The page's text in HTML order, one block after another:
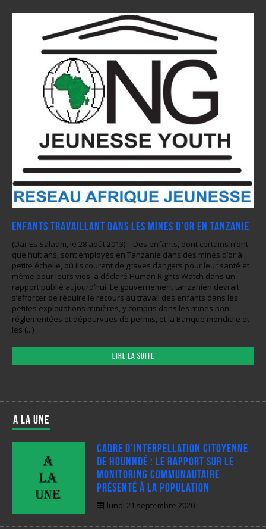
Enfants travaillant dans les mines d’or en Tanzanie
(Dar Es Salaam, le 28 août 2013) – Des enfants, dont certains n’ont
que huit ans, sont employés en Tanzanie dans des mines d’or à
petite échelle, où ils courent de graves dangers pour leur santé et
même pour leurs vies, a déclaré Human Rights Watch dans un
rapport publié aujourd’hui. Le gouvernement tanzanien devrait
s’efforcer de réduire le recours au travail des enfants dans les
petites exploitations minières, y compris dans les mines non
réglementées et dépourvues de permis, et la Banque mondiale et
les (...)
Lire la suite
A LA UNE
Cadre d’interpellation citoyenne
de Hounndé : Le rapport sur le
monitoring communautaire
présenté à la population
lundi 21 septembre 2020